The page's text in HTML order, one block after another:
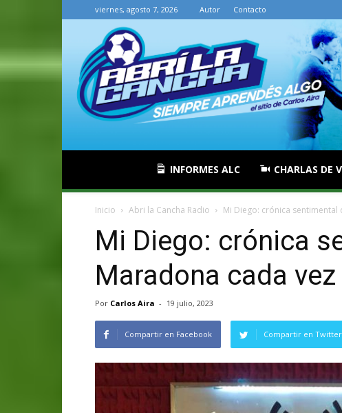
viernes, agosto 7, 2026 Autor Contacto
INFORMES ALC CHARLAS DE
Inicio Abri la Cancha Radio Mi Diego: crónica
Mi Diego: crónica
Maradona cada
Por Carlos Aira - 19 julio, 2023
Compartir en Facebook Compartir en Twitter